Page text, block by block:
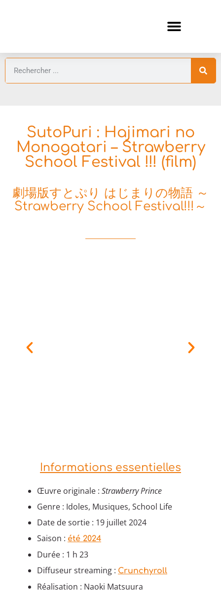
SutoPuri : Hajimari no
Monogatari – Strawberry
School Festival !!! (film)
劇場版すとぷり はじまりの物語 ～
Strawberry School Festival!!!～
Informations essentielles
Œuvre originale : Strawberry Prince
Genre : Idoles, Musiques, School Life
Date de sortie : 19 juillet 2024
Saison : été 2024
Durée : 1 h 23
Diffuseur streaming : Crunchyroll
Réalisation : Naoki Matsuura